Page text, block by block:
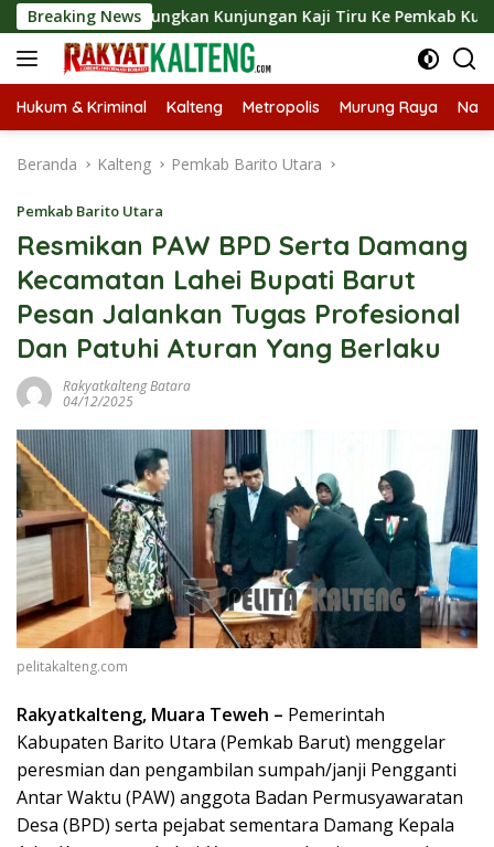
Langsung
ke
konten
Breaking NewsKunjungan Kaji Tiru Ke Pemkab Kulon Progo
Hukum & Kriminal Kalteng Metropolis Murung Raya
Beranda Kalteng Pemkab Barito Utara
Pemkab Barito Utara
Resmikan PAW BPD Serta Damang
Kecamatan Lahei Bupati Barut
Pesan Jalankan Tugas Profesional
Dan Patuhi Aturan Yang Berlaku
Rakyatkalteng Batara
04/12/2025
pelitakalteng.com
Rakyatkalteng, Muara Teweh – Pemerintah
Kabupaten Barito Utara (Pemkab Barut) menggelar
peresmian dan pengambilan sumpah/janji Pengganti
Antar Waktu (PAW) anggota Badan Permusyawaratan
Desa (BPD) serta pejabat sementara Damang Kepala